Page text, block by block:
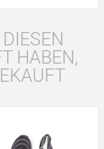
HABEN,